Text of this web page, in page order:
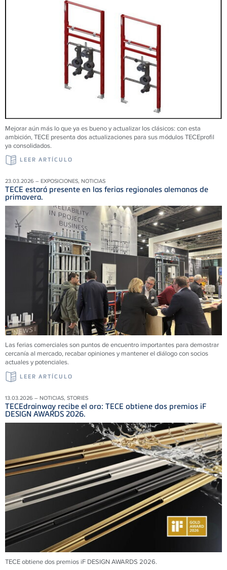
Mejorar aún más lo que ya es bueno y actualizar los clásicos: con esta
ambición, TECE presenta dos actualizaciones para sus módulos TECEprofil
ya consolidados.
LEER ARTÍCULO
23.03.2026 – EXPOSICIONES, NOTICIAS
TECE estará presente en las ferias regionales alemanas de
primavera.
Las ferias comerciales son puntos de encuentro importantes para demostrar
cercanía al mercado, recabar opiniones y mantener el diálogo con socios
actuales y potenciales.
LEER ARTÍCULO
13.03.2026 – NOTICIAS, STORIES
TECEdrainway recibe el oro: TECE obtiene dos premios iF
DESIGN AWARDS 2026.
TECE obtiene dos premios iF DESIGN AWARDS 2026.